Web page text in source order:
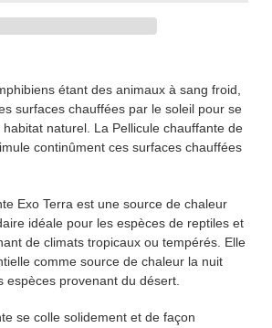
étant des animaux à sang froid,
surfaces chauffées par le soleil pour se
naturel. La Pellicule chauffante de
continûment ces surfaces chauffées
Exo Terra est une source de chaleur
idéale pour les espèces de reptiles et
de climats tropicaux ou tempérés. Elle
comme source de chaleur la nuit
espèces provenant du désert.
se colle solidement et de façon